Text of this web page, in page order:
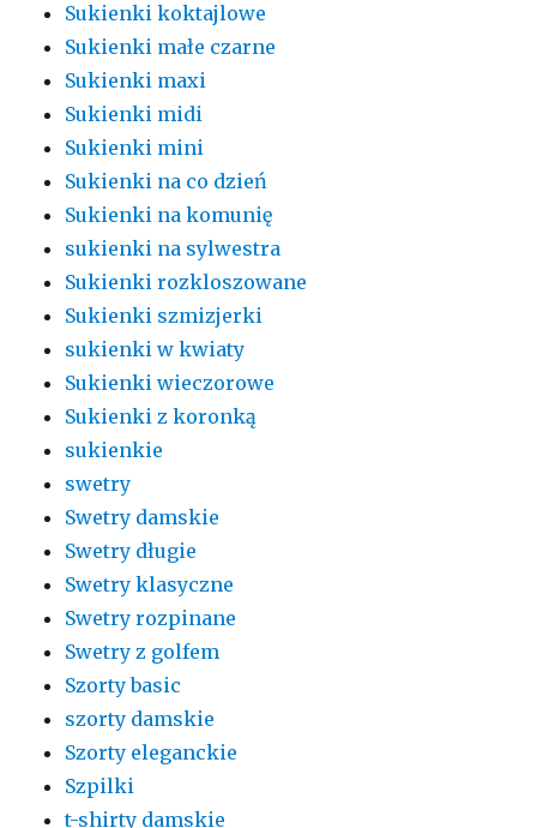
Sukienki koktajlowe
Sukienki małe czarne
Sukienki maxi
Sukienki midi
Sukienki mini
Sukienki na co dzień
Sukienki na komunię
sukienki na sylwestra
Sukienki rozkloszowane
Sukienki szmizjerki
sukienki w kwiaty
Sukienki wieczorowe
Sukienki z koronką
sukienkie
swetry
Swetry damskie
Swetry długie
Swetry klasyczne
Swetry rozpinane
Swetry z golfem
Szorty basic
szorty damskie
Szorty eleganckie
Szpilki
t-shirty damskie